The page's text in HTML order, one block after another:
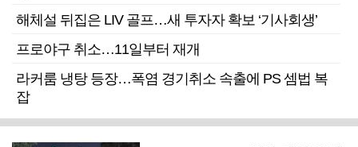
해체설 뒤집은 LIV 골프…새 투자자 확보 ‘기사회생’
프로야구 취소…11일부터 재개
라커룸 냉탕 등장…폭염 경기취소 속출에 PS 셈법 복
잡